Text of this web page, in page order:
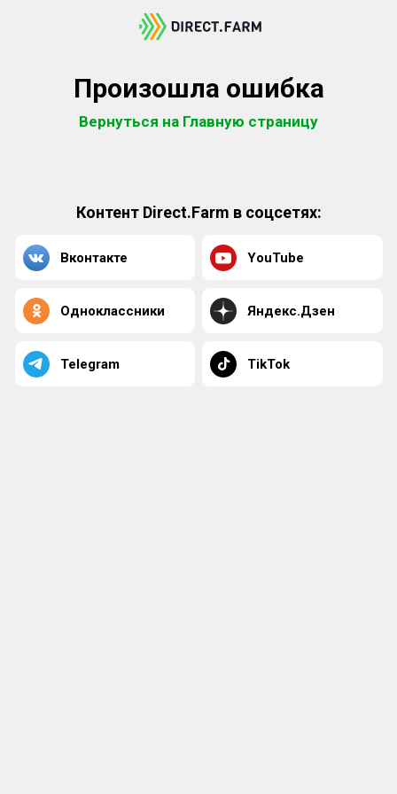
Произошла ошибка
Вернуться на Главную страницу
Контент Direct.Farm в соцсетях:
Вконтакте YouTube
Одноклассники Яндекс.Дзен
Telegram TikTok